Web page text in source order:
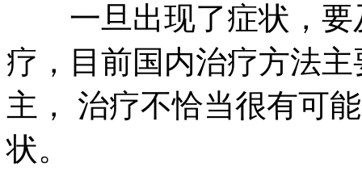
一旦出现了症状，要
疗，目前国内治疗方法
主， 治疗不恰当很有可
状。